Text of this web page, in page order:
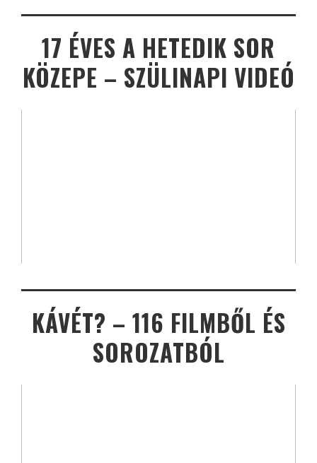
17 ÉVES A HETEDIK SOR
KÖZEPE – SZÜLINAPI VIDEÓ
KÁVÉT? – 116 FILMBŐL ÉS
SOROZATBÓL